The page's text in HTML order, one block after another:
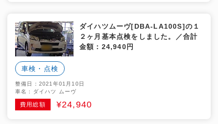
ダイハツムーヴ[DBA-LA100S]の１
２ヶ月基本点検をしました。／合計
金額：24,940円
車検・点検
整備日：2021年01月10日
車名：ダイハツ ムーヴ
費用総額 ¥24,940